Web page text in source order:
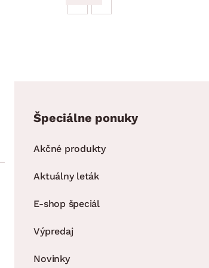
Špeciálne ponuky
Akčné produkty
Aktuálny leták
E-shop špeciál
Výpredaj
Novinky